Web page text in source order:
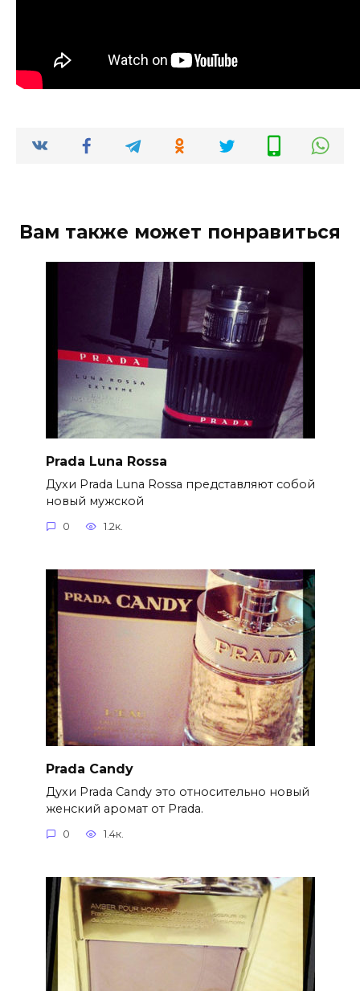
Вам также может понравиться
Prada Luna Rossa
Духи Prada Luna Rossa представляют собой
новый мужской
0 1.2к.
Prada Candy
Духи Prada Candy это относительно новый
женский аромат от Prada.
0 1.4к.